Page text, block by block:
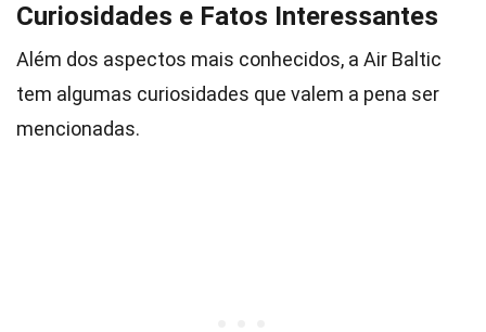
Curiosidades e Fatos Interessantes
Além dos aspectos mais conhecidos, a Air Baltic
tem algumas curiosidades que valem a pena ser
mencionadas.